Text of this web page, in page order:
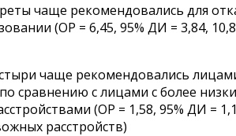
чаще рекомендовались для
(ОР = 6,45, 95% ДИ = 3,84,
чаще рекомендовались
сравнению с лицами с более
(ОР = 1,58, 95% ДИ =
расстройств)